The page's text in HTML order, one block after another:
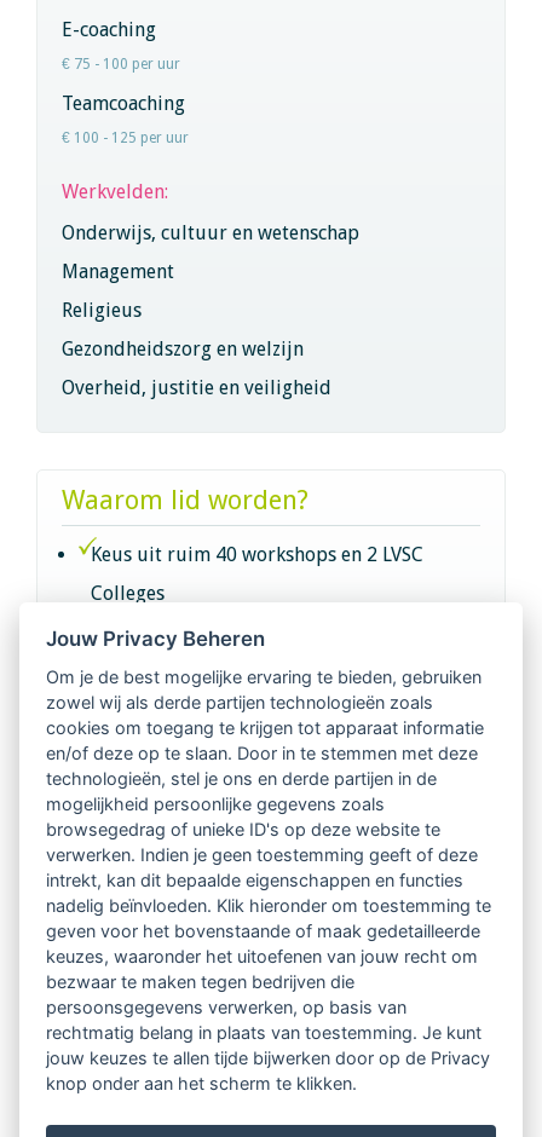
E-coaching
€ 75 - 100 per uur
Teamcoaching
€ 100 - 125 per uur
Werkvelden:
Onderwijs, cultuur en wetenschap
Management
Religieus
Gezondheidszorg en welzijn
Overheid, justitie en veiligheid
Waarom lid worden?
Keus uit ruim 40 workshops en 2 LVSC
Colleges
Intervisie met geregistreerde vakgenoten
Netwerk van 2100 professionals in 14
regio's
Vindbaar voor opdrachtgevers
Tijdschrift voor
Begeleidingskunde & kennisbank
Beroepsregistratie (LVSC keurmerk)
Lid worden van LVSC
Jouw Privacy Beheren
Om je de best mogelijke ervaring te bieden, gebruiken
zowel wij als derde partijen technologieën zoals
cookies om toegang te krijgen tot apparaat informatie
en/of deze op te slaan. Door in te stemmen met deze
technologieën, stel je ons en derde partijen in de
mogelijkheid persoonlijke gegevens zoals
browsegedrag of unieke ID's op deze website te
verwerken. Indien je geen toestemming geeft of deze
intrekt, kan dit bepaalde eigenschappen en functies
nadelig beïnvloeden. Klik hieronder om toestemming te
geven voor het bovenstaande of maak gedetailleerde
keuzes, waaronder het uitoefenen van jouw recht om
bezwaar te maken tegen bedrijven die
persoonsgegevens verwerken, op basis van
rechtmatig belang in plaats van toestemming. Je kunt
jouw keuzes te allen tijde bijwerken door op de Privacy
knop onder aan het scherm te klikken.